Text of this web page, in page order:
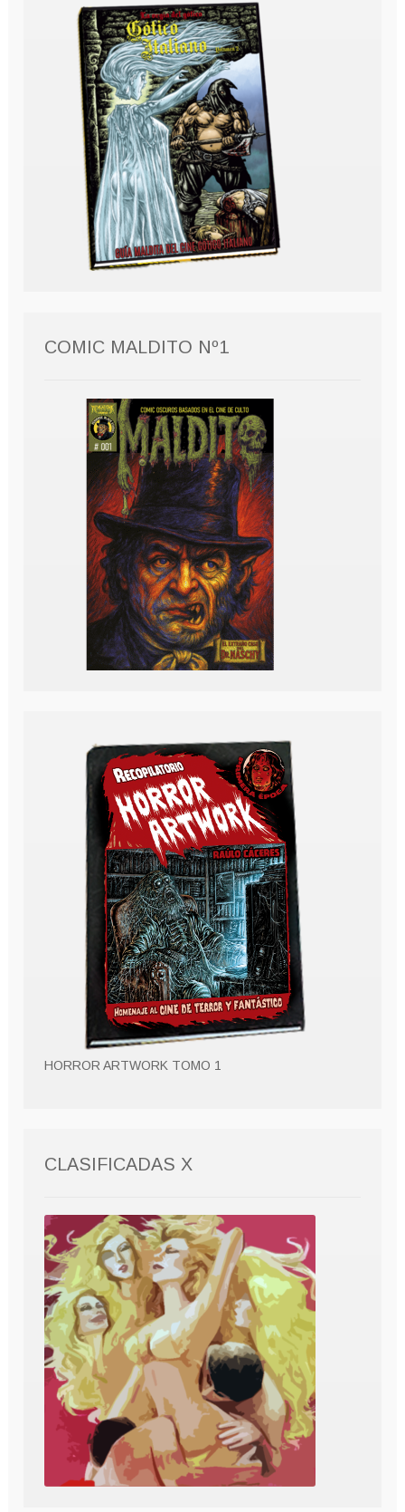
COMIC MALDITO Nº1
HORROR ARTWORK TOMO 1
CLASIFICADAS X